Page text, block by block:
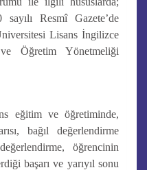
Resmî Gazete’de
Lisans İngilizce
Öğretim Yönetmeliği
eğitim ve öğretiminde,
bağıl değerlendirme
öğrencinin
başarı ve yarıyıl sonu